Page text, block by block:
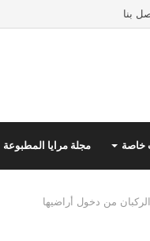
بنا
خاصة مجلة مرايا المطبوعة
من دخول أراضيها